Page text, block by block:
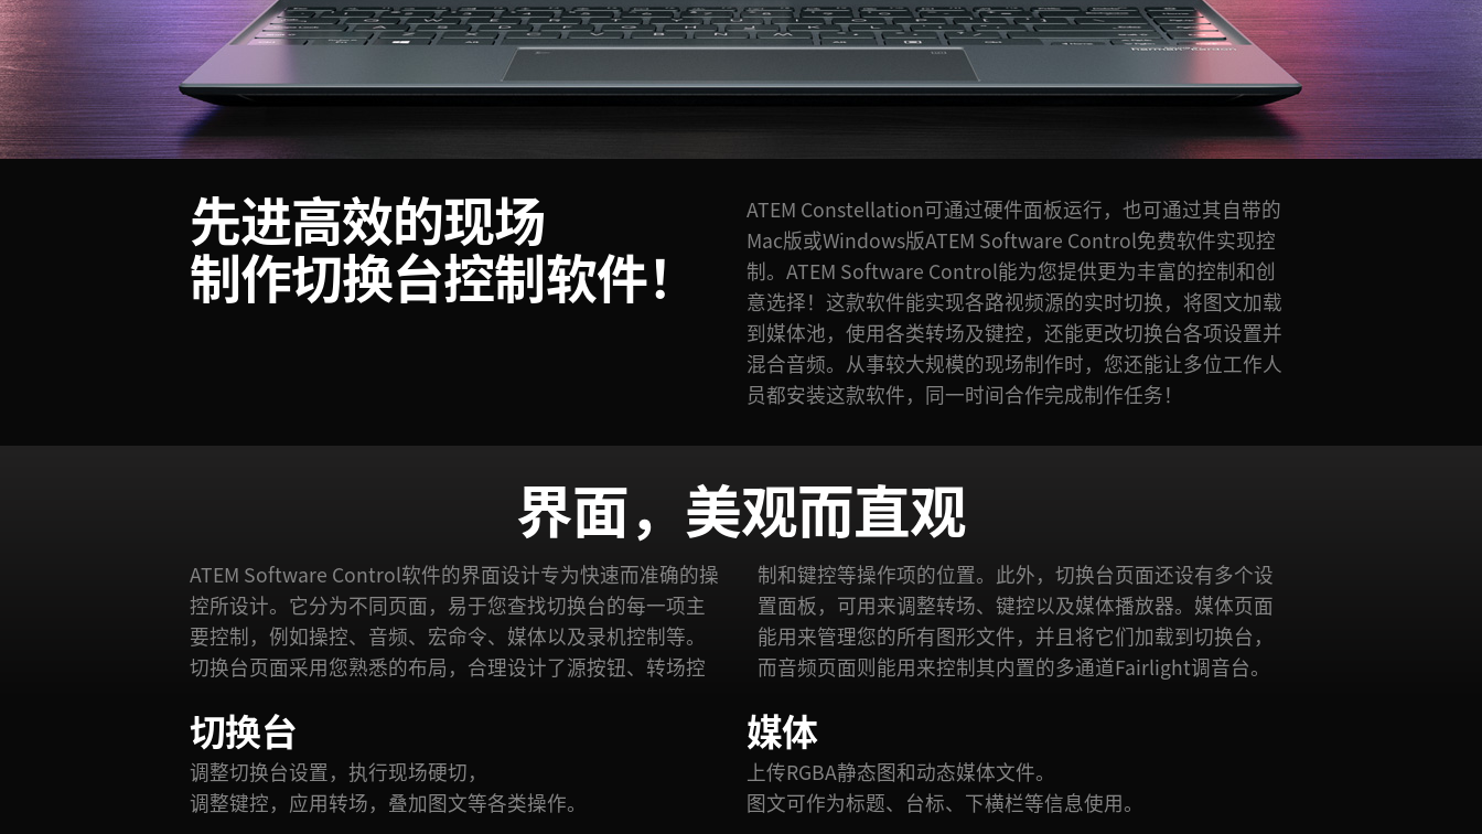
先进高效的现场
制作切换台控制软件！
ATEM Constellation可通过硬件面板运行，也可通过其自带的
Mac版或Windows版ATEM Software Control免费软件实现控
制。ATEM Software Control能为您提供更为丰富的控制和创
意选择！这款软件能实现各路视频源的实时切换，将图文加载
到媒体池，使用各类转场及键控，还能更改切换台各项设置并
混合音频。从事较大规模的现场制作时，您还能让多位工作人
员都安装这款软件，同一时间合作完成制作任务！
界面，美观而直观
ATEM Software Control软件的界面设计专为快速而准确的操
控所设计。它分为不同页面，易于您查找切换台的每一项主
要控制，例如操控、音频、宏命令、媒体以及录机控制等。
切换台页面采用您熟悉的布局，合理设计了源按钮、转场控
制和键控等操作项的位置。此外，切换台页面还设有多个设
置面板，可用来调整转场、键控以及媒体播放器。媒体页面
能用来管理您的所有图形文件，并且将它们加载到切换台，
而音频页面则能用来控制其内置的多通道Fairlight调音台。
切换台
调整切换台设置，执行现场硬切，
调整键控，应用转场，叠加图文等各类操作。
媒体
上传RGBA静态图和动态媒体文件。
图文可作为标题、台标、下横栏等信息使用。